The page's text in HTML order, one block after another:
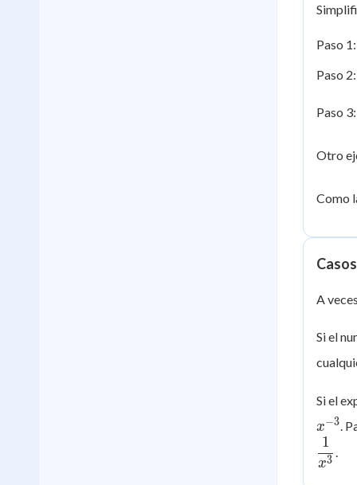
Paso
Paso
Paso
Otro
Como
A
Si el
Si el
x−3.
x3
1
.